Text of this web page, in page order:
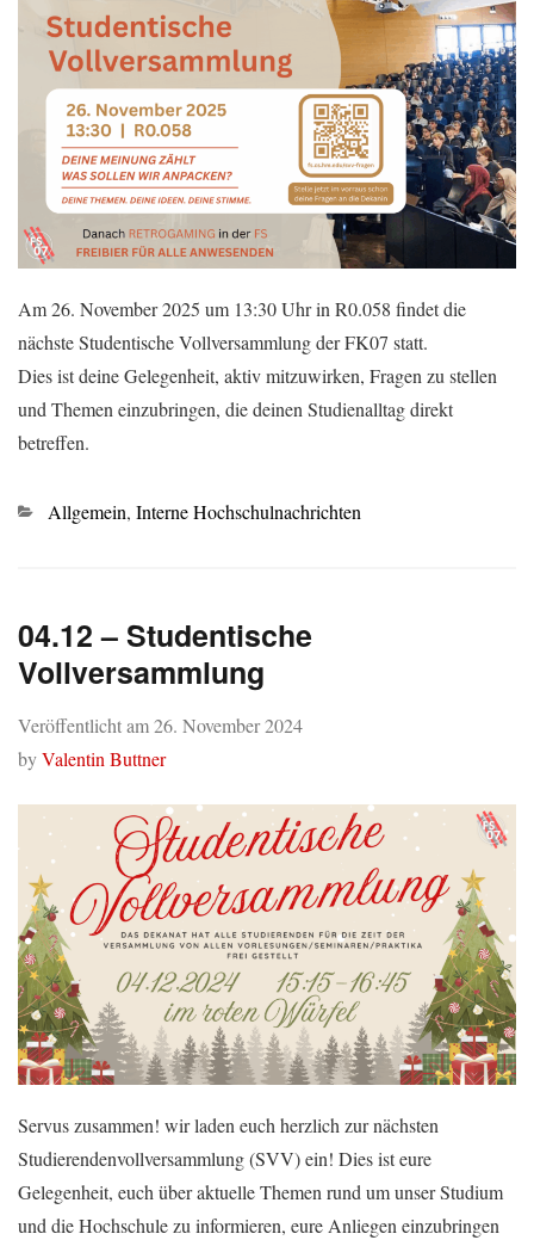
Am 26. November 2025 um 13:30 Uhr in R0.058 findet die
nächste Studentische Vollversammlung der FK07 statt.
Dies ist deine Gelegenheit, aktiv mitzuwirken, Fragen zu stellen
und Themen einzubringen, die deinen Studienalltag direkt
betreffen.
Kategorien
Allgemein, Interne Hochschulnachrichten
04.12 – Studentische
Vollversammlung
Veröffentlicht am26. November 2024
byValentin Buttner
Servus zusammen! wir laden euch herzlich zur nächsten
Studierendenvollversammlung (SVV) ein! Dies ist eure
Gelegenheit, euch über aktuelle Themen rund um unser Studium
und die Hochschule zu informieren, eure Anliegen einzubringen